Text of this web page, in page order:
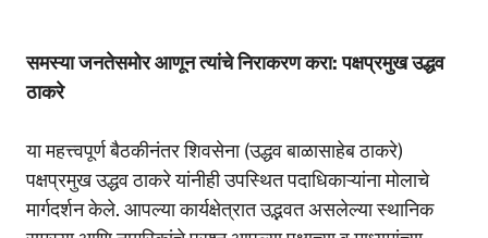
समस्या जनतेसमोर आणून त्यांचे निराकरण करा: पक्षप्रमुख उद्धव
ठाकरे
या महत्त्वपूर्ण बैठकीनंतर शिवसेना (उद्धव बाळासाहेब ठाकरे)
पक्षप्रमुख उद्धव ठाकरे यांनीही उपस्थित पदाधिकाऱ्यांना मोलाचे
मार्गदर्शन केले. आपल्या कार्यक्षेत्रात उद्भवत असलेल्या स्थानिक